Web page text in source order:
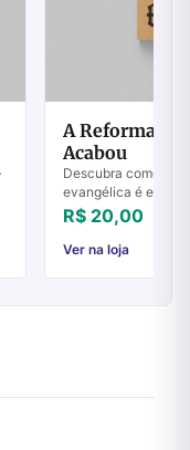
A Reforma da
Acabou
Descubra como a
evangélica é
autoridade original.
hoje!
R$ 20,00
Ver na loja